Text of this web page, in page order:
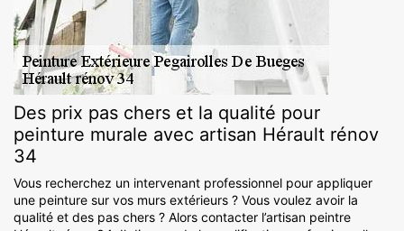
Des prix pas chers et la qualité pour
peinture murale avec artisan Hérault rénov
34
Vous recherchez un intervenant professionnel pour appliquer
une peinture sur vos murs extérieurs ? Vous voulez avoir la
qualité et des pas chers ? Alors contacter l’artisan peintre